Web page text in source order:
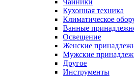
Чайники
Кухонная техника
Климатическое
Ванные
Освещение
Женские
Мужские
Другое
Инструменты